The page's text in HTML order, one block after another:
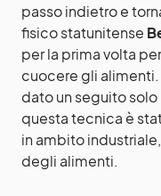
passo indietro e
fisico statunitense
per la prima volta
cuocere gli alimenti.
dato un seguito solo
questa tecnica è
in ambito
degli alimenti.